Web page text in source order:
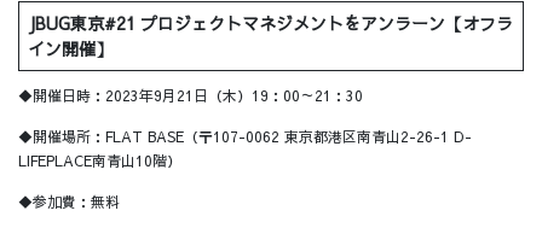
JBUG東京#21 プロジェクトマネジメントをアンラーン【オフラ
イン開催】
◆開催日時：2023年9月21日（木）19：00～21：30
◆開催場所：FLAT BASE（〒107-0062 東京都港区南青山2-26-1 D-
LIFEPLACE南青山10階）
◆参加費：無料